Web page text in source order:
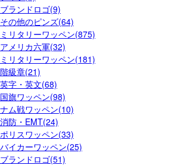
ブランドロゴ(9)
その他のピンズ(64)
ミリタリーワッペン(875)
アメリカ六軍(32)
ミリタリーワッペン(181)
階級章(21)
英字・英文(68)
国旗ワッペン(98)
ナム戦ワッペン(10)
消防・EMT(24)
ポリスワッペン(33)
バイカーワッペン(25)
ブランドロゴ(51)